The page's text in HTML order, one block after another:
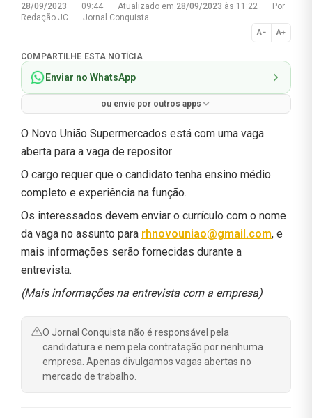
28/09/2023 · 09:44 · Atualizado em 28/09/2023 às 11:22 ·
Por
Redação JC
· Jornal Conquista
A− A+
Normal
COMPARTILHE ESTA NOTÍCIA
Enviar no WhatsApp
ou envie por outros apps
O Novo União Supermercados está com uma vaga
aberta para a vaga de repositor
O cargo requer que o candidato tenha ensino médio
completo e experiência na função.
Os interessados devem enviar o currículo com o nome
da vaga no assunto para rhnovouniao@gmail.com, e
mais informações serão fornecidas durante a
entrevista.
(Mais informações na entrevista com a empresa)
O Jornal Conquista não é responsável pela
candidatura e nem pela contratação por nenhuma
empresa. Apenas divulgamos vagas abertas no
mercado de trabalho.